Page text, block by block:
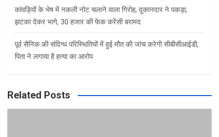
कांवड़ियों के भेष में नकली नोट चलाने वाला गिरोह, दुकानदार ने पकड़ा,
झटका देकर भागे, 30 हजार की फेक करेंसी बरामद
पूर्व सैनिक की संदिग्ध परिस्थितियों में हुई मौत की जांच करेगी सीबीसीआईडी,
पिता ने लगाया है हत्या का आरोप
Related Posts